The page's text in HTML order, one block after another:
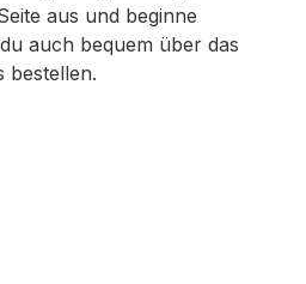
aus und beginne
auch bequem über das
bestellen.